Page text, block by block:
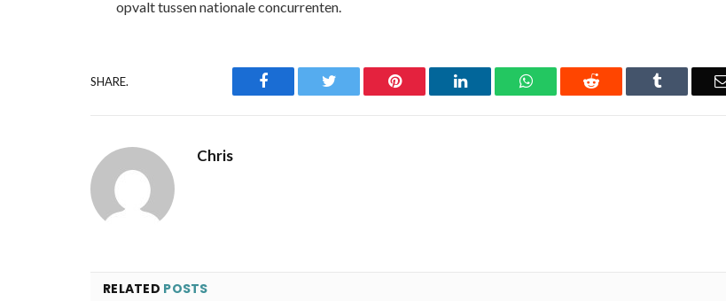
opvalt tussen nationale concurrenten.
SHARE. Facebook Twitter Pinterest LinkedIn WhatsAppReddit Tumblr
Chris
RELATED POSTS